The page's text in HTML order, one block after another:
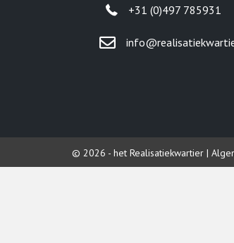
+31 (0)497 785931
© 2026 - het Realisatiekwartier |